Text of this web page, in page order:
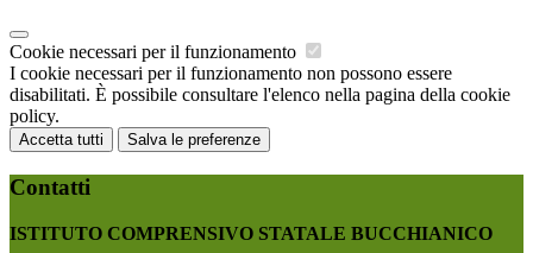
Cookie necessari per il funzionamento
I cookie necessari per il funzionamento non possono essere
disabilitati. È possibile consultare l'elenco nella pagina della cookie
policy.
Accetta tutti Salva le preferenze
Contatti
ISTITUTO COMPRENSIVO STATALE BUCCHIANICO